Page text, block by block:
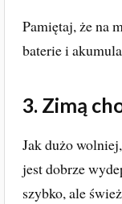
Pamiętaj, że na
baterie i
3. Zimą
Jak dużo
jest dobrze
szybko, ale